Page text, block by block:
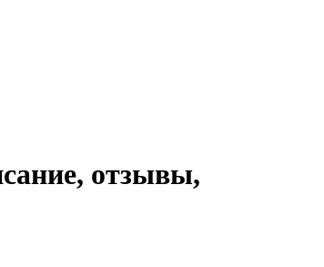
отзывы,